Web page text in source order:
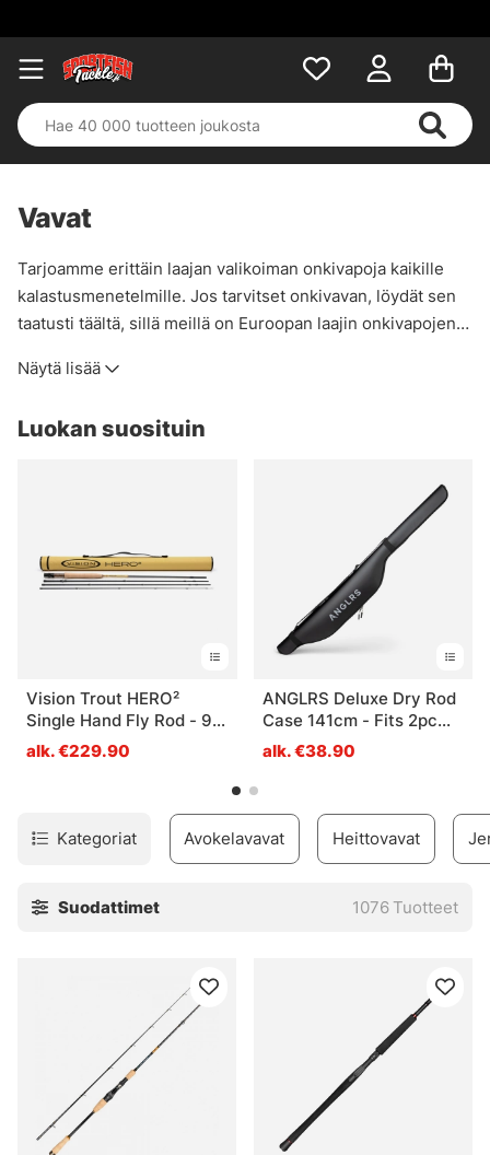
Vavat
Tarjoamme erittäin laajan valikoiman onkivapoja kaikille
kalastusmenetelmille. Jos tarvitset onkivavan, löydät sen
taatusti täältä, sillä meillä on Euroopan laajin onkivapojen
Näytä lisää
Luokan suosituin
Vision Trout HERO²
Single Hand Fly Rod - 9'
#5
alk. €229.90
ANGLRS Deluxe Dry Rod
Case 141cm - Fits 2pc
rods up to 9ft
alk. €38.90
Kategoriat Avokelavavat Heittovavat
Suodattimet 1076 Tuotteet